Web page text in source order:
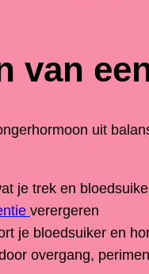
van
uit
je trek en
verergeren
je bloedsuiker en
overgang,